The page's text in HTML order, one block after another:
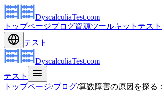
DyscalculiaTest.com
トップページブログ資源ツールキット テスト
テスト
DyscalculiaTest.com
テスト
トップページ/ブログ/算数障害の原因を探る